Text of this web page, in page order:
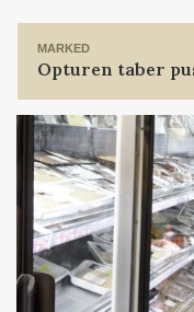
MARKED
Opturen taber